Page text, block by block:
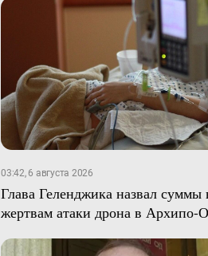
03:42, 6 августа 2026
Глава Геленджика назвал суммы
жертвам атаки дрона в Архипо-